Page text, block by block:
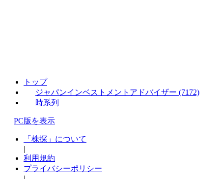
トップ
ジャパンインベストメントアドバイザー (7172)
時系列
PC版を表示
「株探」について
|
利用規約
プライバシーポリシー